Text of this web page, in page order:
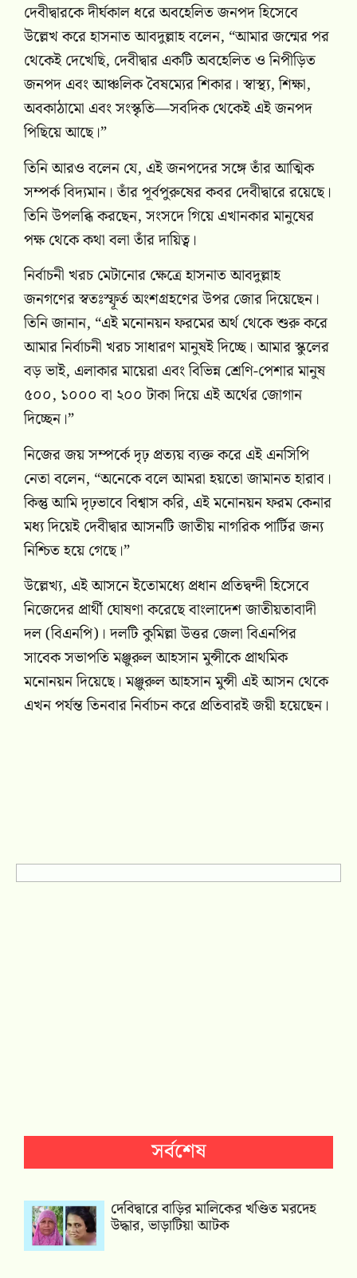
দেবীদ্বারকে দীর্ঘকাল ধরে অবহেলিত জনপদ হিসেবে
উল্লেখ করে হাসনাত আবদুল্লাহ বলেন, “আমার জন্মের পর
থেকেই দেখেছি, দেবীদ্বার একটি অবহেলিত ও নিপীড়িত
জনপদ এবং আঞ্চলিক বৈষম্যের শিকার। স্বাস্থ্য, শিক্ষা,
অবকাঠামো এবং সংস্কৃতি—সবদিক থেকেই এই জনপদ
পিছিয়ে আছে।”
তিনি আরও বলেন যে, এই জনপদের সঙ্গে তাঁর আত্মিক
সম্পর্ক বিদ্যমান। তাঁর পূর্বপুরুষের কবর দেবীদ্বারে রয়েছে।
তিনি উপলব্ধি করছেন, সংসদে গিয়ে এখানকার মানুষের
পক্ষ থেকে কথা বলা তাঁর দায়িত্ব।
নির্বাচনী খরচ মেটানোর ক্ষেত্রে হাসনাত আবদুল্লাহ
জনগণের স্বতঃস্ফূর্ত অংশগ্রহণের উপর জোর দিয়েছেন।
তিনি জানান, “এই মনোনয়ন ফরমের অর্থ থেকে শুরু করে
আমার নির্বাচনী খরচ সাধারণ মানুষই দিচ্ছে। আমার স্কুলের
বড় ভাই, এলাকার মায়েরা এবং বিভিন্ন শ্রেণি-পেশার মানুষ
৫০০, ১০০০ বা ২০০ টাকা দিয়ে এই অর্থের জোগান
দিচ্ছেন।”
নিজের জয় সম্পর্কে দৃঢ় প্রত্যয় ব্যক্ত করে এই এনসিপি
নেতা বলেন, “অনেকে বলে আমরা হয়তো জামানত হারাব।
কিন্তু আমি দৃঢ়ভাবে বিশ্বাস করি, এই মনোনয়ন ফরম কেনার
মধ্য দিয়েই দেবীদ্বার আসনটি জাতীয় নাগরিক পার্টির জন্য
নিশ্চিত হয়ে গেছে।”
উল্লেখ্য, এই আসনে ইতোমধ্যে প্রধান প্রতিদ্বন্দী হিসেবে
নিজেদের প্রার্থী ঘোষণা করেছে বাংলাদেশ জাতীয়তাবাদী
দল (বিএনপি)। দলটি কুমিল্লা উত্তর জেলা বিএনপির
সাবেক সভাপতি মঞ্জুরুল আহসান মুন্সীকে প্রাথমিক
মনোনয়ন দিয়েছে। মঞ্জুরুল আহসান মুন্সী এই আসন থেকে
এখন পর্যন্ত তিনবার নির্বাচন করে প্রতিবারই জয়ী হয়েছেন।
সর্বশেষ
দেবিদ্বারে বাড়ির মালিকের খণ্ডিত মরদেহ
উদ্ধার, ভাড়াটিয়া আটক